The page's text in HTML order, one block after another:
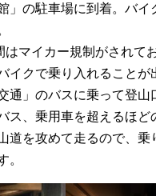
」の駐車場に到着。バイ
はマイカー規制がされて
イクで乗り入れることが
通」のバスに乗って登山
ス、乗用車を超えるほど
道を攻めて走るので、乗
。